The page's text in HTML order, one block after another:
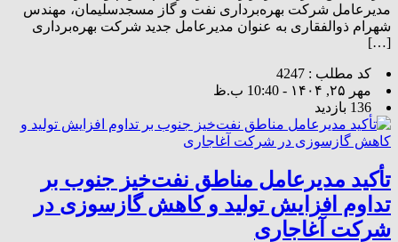
مدیرعامل شرکت بهره‌برداری نفت و گاز مسجدسلیمان، مهندس
شهرام ذوالفقاری به عنوان مدیرعامل جدید شرکت بهره‌برداری
[…]
کد مطلب : 4247
مهر ۲۵, ۱۴۰۴ - 10:40 ب.ظ
136 بازدید
تأکید مدیرعامل مناطق نفت‌خیز جنوب بر
تداوم افزایش تولید و کاهش گازسوزی در
شرکت آغاجاری